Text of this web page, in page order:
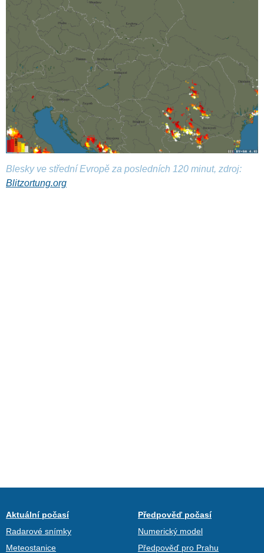
Blesky ve střední Evropě za posledních 120 minut, zdroj:
Blitzortung.org
Aktuální počasí
Radarové snímky
Meteostanice
Předpověď počasí
Numerický model
Předpověď pro Prahu